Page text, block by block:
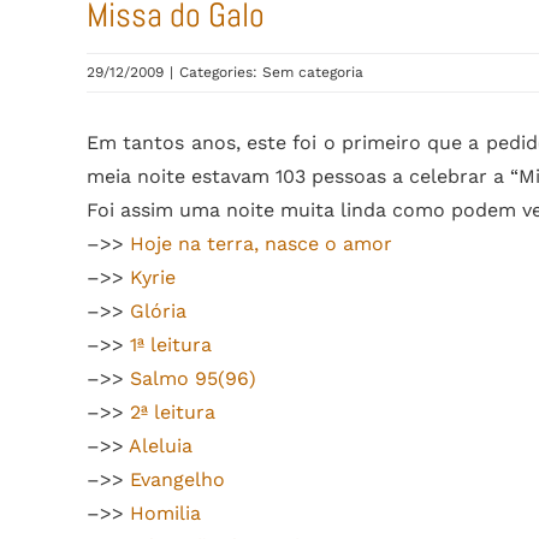
Missa do Galo
29/12/2009 | Categories: Sem categoria
Em tantos anos, este foi o primeiro que a
meia noite estavam 103 pessoas a celebrar a
Foi assim uma noite muita linda como podem
–>> Hoje na terra, nasce o amor
–>> Kyrie
–>> Glória
–>> 1ª leitura
–>> Salmo 95(96)
–>> 2ª leitura
–>> Aleluia
–>> Evangelho
–>> Homilia